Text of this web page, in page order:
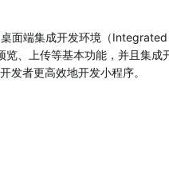
面端集成开发环境（
、上传等基本功能，并且集成
发者更高效地开发小程序。